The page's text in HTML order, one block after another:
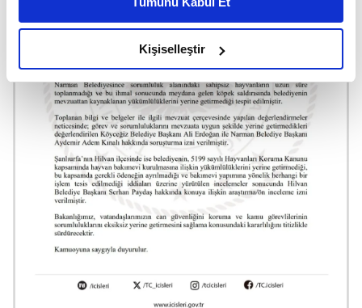
daha iyi reklam deneyimi yaşatabiliriz. Bunu yaparken
amacımızın size daha iyi bir reklam deneyimi sunmak
olduğunu ve sizlere en iyi içerikleri sunabilmek adına
elimizden gelen çabayı gösterdiğimizi ve bu noktada,
reklamların maliyetlerimizi karşılamak noktasında tek gelir
kalemimiz olduğunu sizlere hatırlatmak isteriz.
Her halükârda, kullanıcılar, bu çerezlere izin vermedikleri
takdirde, kullanıcılara hedefli reklamlar
gösterilmeyecektir."
Sizlere daha iyi bir hizmet sunabilmek için İnternet
verileriniz işlenmekte olup gerekli olan çerezler bilgi
toplumu hizmetlerinin sunulması amacıyla
Kişiselleştir